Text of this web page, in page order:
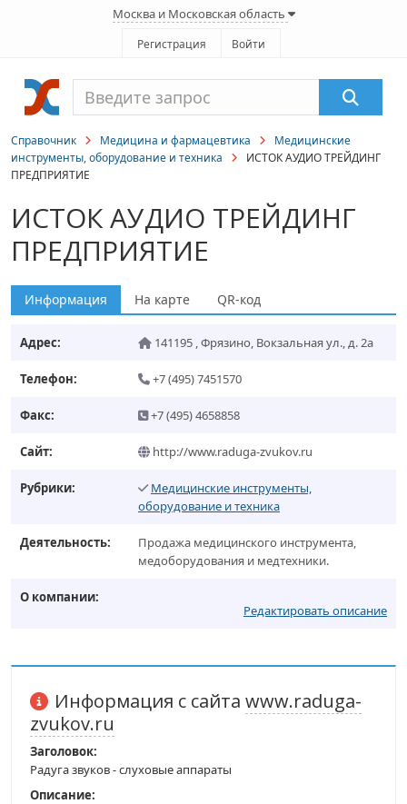
Москва и Московская область
Регистрация Войти
Справочник Медицина и фармацевтика
Медицинские
инструменты, оборудование и техника
ИСТОК АУДИО ТРЕЙДИНГ
ПРЕДПРИЯТИЕ
ИСТОК АУДИО ТРЕЙДИНГ
ПРЕДПРИЯТИЕ
Информация На карте QR-код
Адрес: 141195 ,Фрязино, Вокзальная ул., д. 2а
Телефон: +7 (495) 7451570
Факс: +7 (495) 4658858
Сайт: http://www.raduga-zvukov.ru
Рубрики:
Медицинские инструменты,
оборудование и техника
Деятельность:
Продажа медицинского инструмента,
медоборудования и медтехники.
О компании:
Редактировать описание
Информация с сайта www.raduga-
zvukov.ru
Заголовок:
Радуга звуков - слуховые аппараты
Описание: